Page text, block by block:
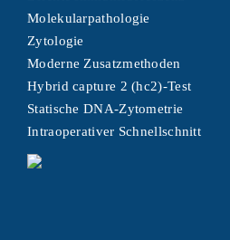
Molekularpathologie
Zytologie
Moderne Zusatzmethoden
Hybrid capture 2 (hc2)-Test
Statische DNA-Zytometrie
Intraoperativer Schnellschnitt